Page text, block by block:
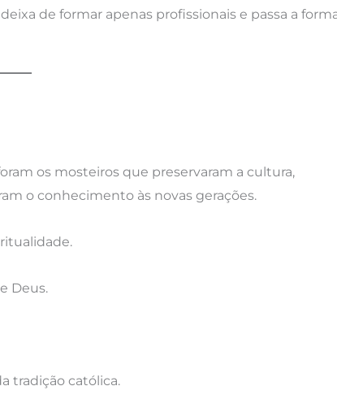
de formar apenas profissionais e passa a
os mosteiros que preservaram a cultura,
o conhecimento às novas gerações.
Deus.
tradição católica.